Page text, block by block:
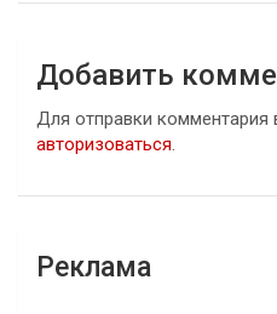
Добавить
Для отправки комментария
авторизоваться.
Реклама